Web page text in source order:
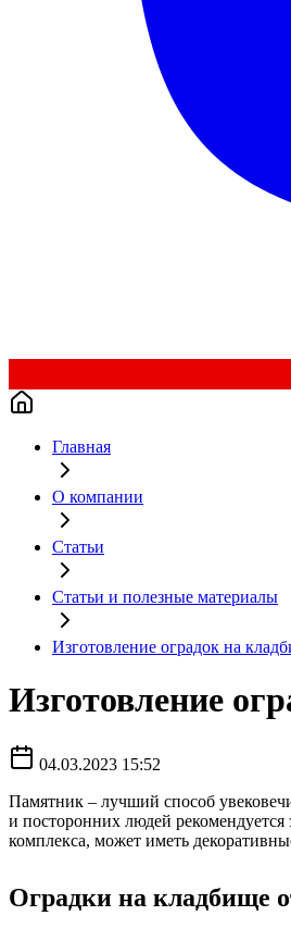
Главная
О компании
Статьи
Статьи и полезные материалы
Изготовление оградок на
Изготовление
04.03.2023 15:52
Памятник – лучший способ
и посторонних людей
комплекса, может иметь
Оградки на кладбище